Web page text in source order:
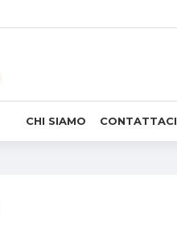
CHI SIAMO CONTATTACI